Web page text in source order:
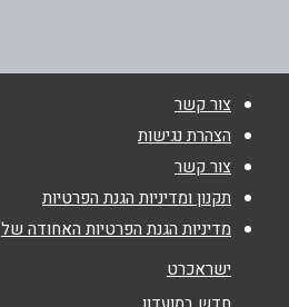
שם מלא
טלפון*
צור קשר
הצהרת נגישות
צור קשר
תקנון ומדיניות הגנת הפרטיות
מדיניות הגנת הפרטיות האחודה של
ישראכרט